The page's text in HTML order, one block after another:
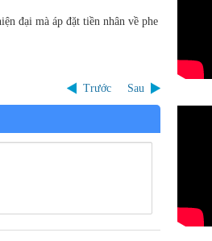
đại mà áp đặt tiền nhân về phe
Trước Sau